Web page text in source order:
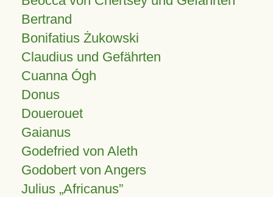
Bertrand
Bonifatius Żukowski
Claudius und Gefährten
Cuanna Ógh
Donus
Douerouet
Gaianus
Godefried von Aleth
Godobert von Angers
Julius Africanus